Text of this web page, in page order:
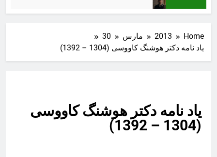
Home
2013 مارس
30
یاد نامه دکتر هوشنگ کاووسی (1304 – 1392)
یاد نامه دکتر هوشنگ کاووسی
(1304 – 1392)